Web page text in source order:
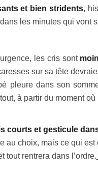
et bien stridents,
les minutes qui vont
les cris sont
sur sa tête
pleure dans son
à partir du moment
courts et gesticule
au choix, mais ce qui
tout rentrera dans l’ordre.